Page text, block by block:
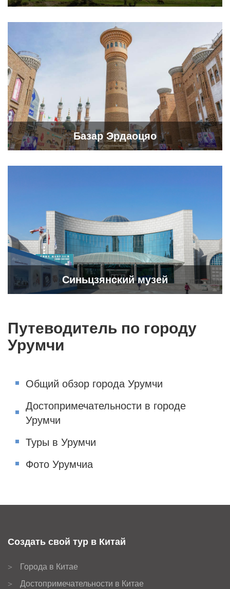
Базар Эрдаоцяо
Синьцзянский музей
Путеводитель по городу
Урумчи
Общий обзор города Урумчи
Достопримечательности в городе
Урумчи
Туры в Урумчи
Фото Урумчиа
Создать свой тур в Китай
>
Города в Китае
>
Достопримечательности в Китае